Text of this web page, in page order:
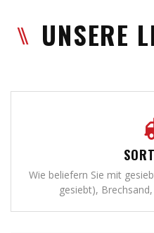
UNSERE
Wie beliefern Sie mit
gesiebt),